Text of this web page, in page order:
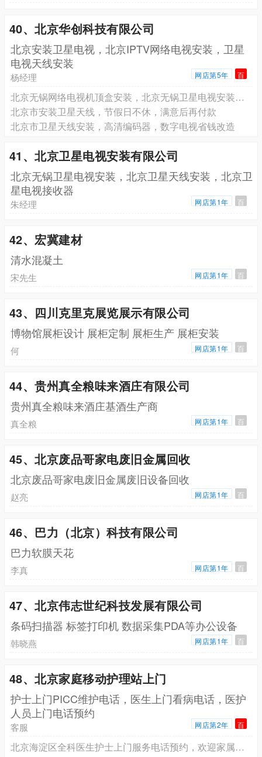
40、北京华创科技有限公司
北京安装卫星电视，北京IPTV网络电视安装，卫星
电视天线安装
杨经理 网店第5年 百
北京无锅网络电视机顶盒安装，北京无锅卫星电视安装续费
北京市安装卫星天线，节假日不休，满意后再付款
北京市卫星天线安装，高清编码器，数字电视省钱改造
41、北京卫星电视安装有限公司
北京无锅卫星电视安装，北京卫星天线安装，北京卫
星电视接收器
朱经理 网店第1年 百
42、宏冀建材
清水混凝土
宋先生 网店第1年 百
43、四川克里克展览展示有限公司
博物馆展柜设计 展柜定制 展柜生产 展柜安装
何 网店第1年 百
44、贵州真全粮味来酒庄有限公司
贵州真全粮味来酒庄基酒生产商
真全粮 网店第1年 百
45、北京废品哥家电废旧金属回收
北京废品哥家电废旧金属废旧设备回收
赵亮 网店第1年 百
46、巴力（北京）科技有限公司
巴力软膜天花
李真 网店第1年 百
47、北京伟志世纪科技发展有限公司
条码扫描器 标签打印机 数据采集PDA等办公设备
韩晓燕 网店第1年 百
48、北京家庭移动护理站上门
护士上门PICC维护电话，医生上门看病电话，医护
人员上门电话预约
客服 网店第2年 百
北京海淀区全科医生护士上门服务电话预约，欢迎家属来电咨询预约